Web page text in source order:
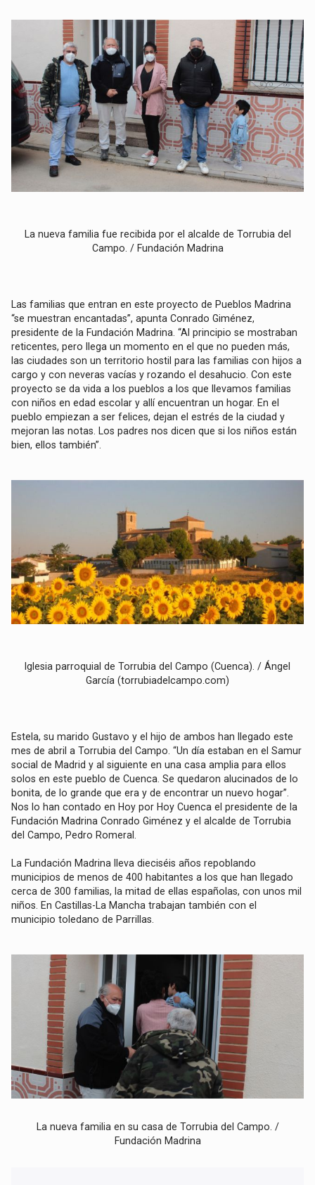
La nueva familia fue recibida por el alcalde de Torrubia del
Campo. / Fundación Madrina
Las familias que entran en este proyecto de Pueblos Madrina
“se muestran encantadas”, apunta Conrado Giménez,
presidente de la Fundación Madrina. “Al principio se mostraban
reticentes, pero llega un momento en el que no pueden más,
las ciudades son un territorio hostil para las familias con hijos a
cargo y con neveras vacías y rozando el desahucio. Con este
proyecto se da vida a los pueblos a los que llevamos familias
con niños en edad escolar y allí encuentran un hogar. En el
pueblo empiezan a ser felices, dejan el estrés de la ciudad y
mejoran las notas. Los padres nos dicen que si los niños están
bien, ellos también”.
Iglesia parroquial de Torrubia del Campo (Cuenca). / Ángel
García (torrubiadelcampo.com)
Estela, su marido Gustavo y el hijo de ambos han llegado este
mes de abril a Torrubia del Campo. “Un día estaban en el Samur
social de Madrid y al siguiente en una casa amplia para ellos
solos en este pueblo de Cuenca. Se quedaron alucinados de lo
bonita, de lo grande que era y de encontrar un nuevo hogar”.
Nos lo han contado en Hoy por Hoy Cuenca el presidente de la
Fundación Madrina Conrado Giménez y el alcalde de Torrubia
del Campo, Pedro Romeral.
La Fundación Madrina lleva dieciséis años repoblando
municipios de menos de 400 habitantes a los que han llegado
cerca de 300 familias, la mitad de ellas españolas, con unos mil
niños. En Castillas-La Mancha trabajan también con el
municipio toledano de Parrillas.
La nueva familia en su casa de Torrubia del Campo. /
Fundación Madrina